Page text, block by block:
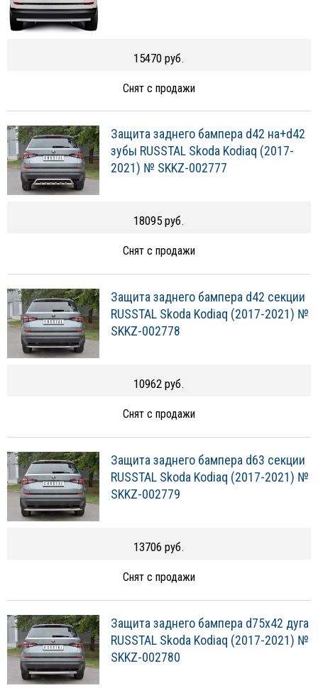
15470 руб.
Снят с продажи
Защита заднего бампера d42 на+d42
зубы RUSSTAL Skoda Kodiaq (2017-
2021) № SKKZ-002777
18095 руб.
Снят с продажи
Защита заднего бампера d42 секции
RUSSTAL Skoda Kodiaq (2017-2021) №
SKKZ-002778
10962 руб.
Снят с продажи
Защита заднего бампера d63 секции
RUSSTAL Skoda Kodiaq (2017-2021) №
SKKZ-002779
13706 руб.
Снят с продажи
Защита заднего бампера d75х42 дуга
RUSSTAL Skoda Kodiaq (2017-2021) №
SKKZ-002780